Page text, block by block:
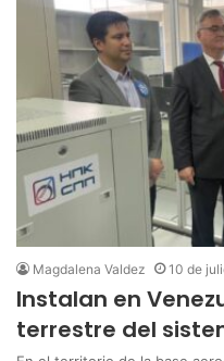
Magdalena Valdez 10 de
Instalan en
terrestre del